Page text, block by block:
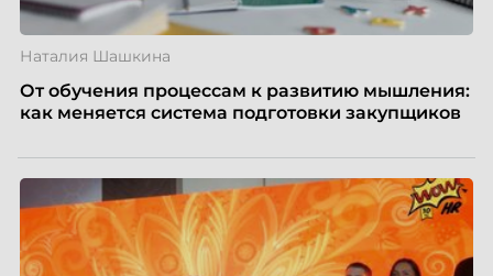
Наталия Шашкина
От обучения процессам к развитию мышления:
как меняется система подготовки закупщиков